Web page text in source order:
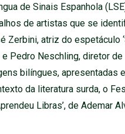
de Sinais Espanhola
de artistas que se
Zerbini, atriz do espetáculo
Pedro Neschling, diretor de
bilíngues, apresentadas
da literatura surda, o
Libras’, de Ademar